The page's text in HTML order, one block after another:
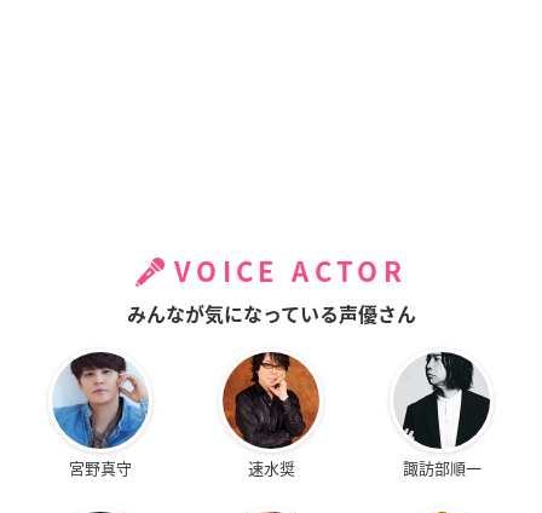
VOICE ACTOR
みんなが気になっている声優さん
宮野真守 速水奨 諏訪部順一